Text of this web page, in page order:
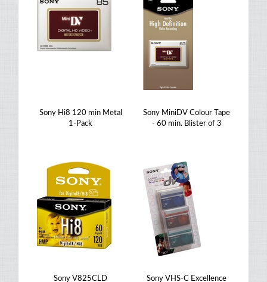
Sony Hi8 120 min Metal
1-Pack
Sony MiniDV Colour Tape
- 60 min. Blister of 3
Sony V825CLD
Sony VHS-C Excellence